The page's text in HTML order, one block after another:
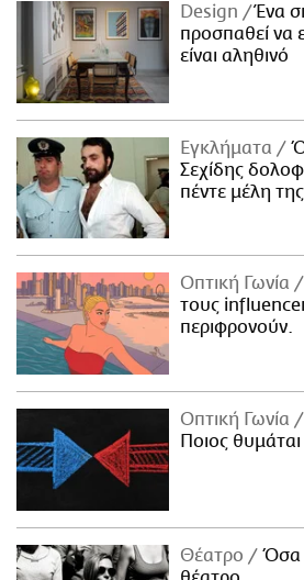
Design
Ένα
προσπαθεί να
είναι αληθινό
Εγκλήματα
Σεχίδης
πέντε μέλη
Οπτική Γωνία
τους
περιφρονούν.
Οπτική Γωνία
Ποιος
Θέατρο
Όσα